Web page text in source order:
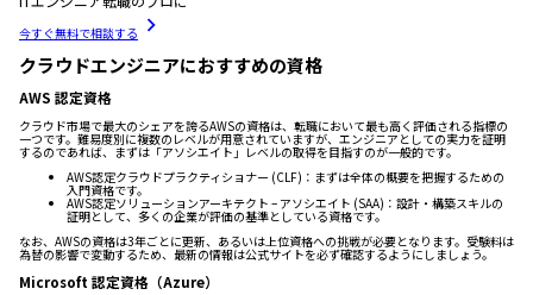
今すぐ無料で相談する
クラウドエンジニアにおすすめの資格
AWS 認定資格
クラウド市場で最大のシェアを誇るAWSの資格は、転職において最も高く評価される指標の
一つです。難易度別に複数のレベルが用意されていますが、エンジニアとしての実力を証明
するのであれば、まずは「アソシエイト」レベルの取得を目指すのが一般的です。
AWS認定クラウドプラクティショナー (CLF)：まずは全体の概要を把握するための
入門資格です。
AWS認定ソリューションアーキテクト – アソシエイト (SAA)：設計・構築スキルの
証明として、多くの企業が評価の基準としている資格です。
なお、AWSの資格は3年ごとに更新、あるいは上位資格への挑戦が必要となります。受験料は
為替の影響で変動するため、最新の情報は公式サイトを必ず確認するようにしましょう。
Microsoft 認定資格（Azure）